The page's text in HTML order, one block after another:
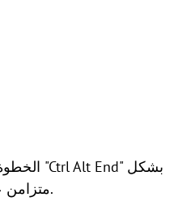
متزامن على لوحة المفاتيح الظاهرية.